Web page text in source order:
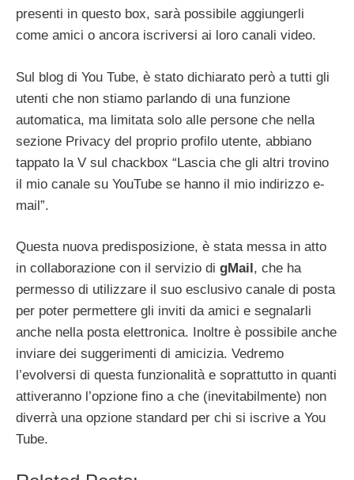
presenti in questo box, sarà possibile aggiungerli
come amici o ancora iscriversi ai loro canali video.
Sul blog di You Tube, è stato dichiarato però a tutti gli
utenti che non stiamo parlando di una funzione
automatica, ma limitata solo alle persone che nella
sezione Privacy del proprio profilo utente, abbiano
tappato la V sul chackbox “Lascia che gli altri trovino
il mio canale su YouTube se hanno il mio indirizzo e-
mail”.
Questa nuova predisposizione, è stata messa in atto
in collaborazione con il servizio di gMail , che ha
permesso di utilizzare il suo esclusivo canale di posta
per poter permettere gli inviti da amici e segnalarli
anche nella posta elettronica. Inoltre è possibile anche
inviare dei suggerimenti di amicizia. Vedremo
l’evolversi di questa funzionalità e soprattutto in quanti
attiveranno l’opzione fino a che (inevitabilmente) non
diverrà una opzione standard per chi si iscrive a You
Tube.